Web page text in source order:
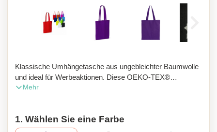
Klassische Umhängetasche aus ungebleichter Baumwolle
und ideal für Werbeaktionen. Diese OEKO-TEX®
zertifizierte Tasche ist eine nachhaltige Wahl.
Mehr
1. Wählen Sie eine Farbe